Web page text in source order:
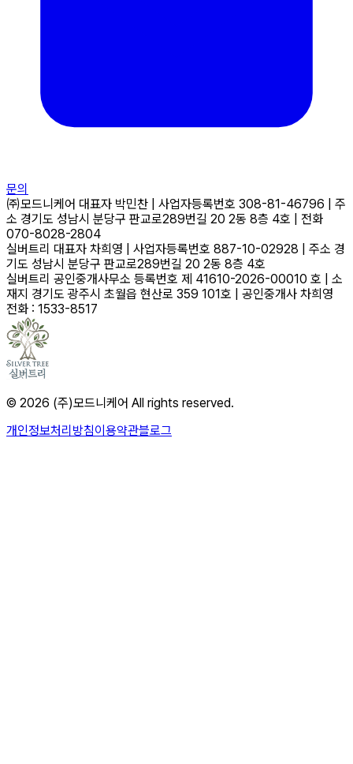
문의
㈜모드니케어 대표자 박민찬 사업자등록번호 308-81-46796
주
소 경기도 성남시 분당구 판교로289번길 20 2동 8층 4호
전화
070-8028-2804
실버트리 대표자 차희영 사업자등록번호 887-10-02928 주소 경
기도 성남시 분당구 판교로289번길 20 2동 8층 4호
실버트리 공인중개사무소 등록번호 제 41610-2026-00010 호
소
재지 경기도 광주시 초월읍 현산로 359 101호 공인중개사 차희영
전화 : 1533-8517
© 2026 (주)모드니케어 All rights reserved.
개인정보처리방침이용약관블로그